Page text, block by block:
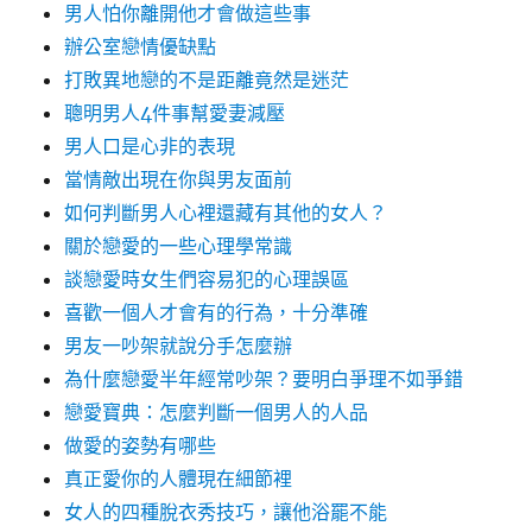
男人怕你離開他才會做這些事
辦公室戀情優缺點
打敗異地戀的不是距離竟然是迷茫
聰明男人4件事幫愛妻減壓
男人口是心非的表現
當情敵出現在你與男友面前
如何判斷男人心裡還藏有其他的女人？
關於戀愛的一些心理學常識
談戀愛時女生們容易犯的心理誤區
喜歡一個人才會有的行為，十分準確
男友一吵架就說分手怎麼辦
為什麼戀愛半年經常吵架？要明白爭理不如爭錯
戀愛寶典：怎麼判斷一個男人的人品
做愛的姿勢有哪些
真正愛你的人體現在細節裡
女人的四種脫衣秀技巧，讓他浴罷不能